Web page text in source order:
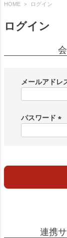
HOME ログイン
ログイン
メールアドレ
パスワード
連携